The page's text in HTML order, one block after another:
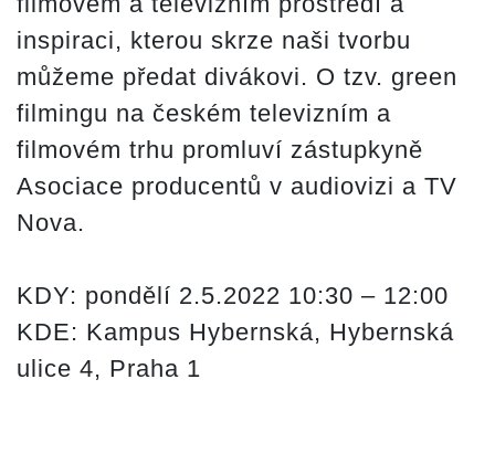
inspiraci, kterou skrze naši tvorbu
můžeme předat divákovi. O tzv. green
filmingu na českém televizním a
filmovém trhu promluví zástupkyně
Asociace producentů v audiovizi a TV
Nova.
KDY: pondělí 2.5.2022 10:30 – 12:00
KDE: Kampus Hybernská, Hybernská
ulice 4, Praha 1